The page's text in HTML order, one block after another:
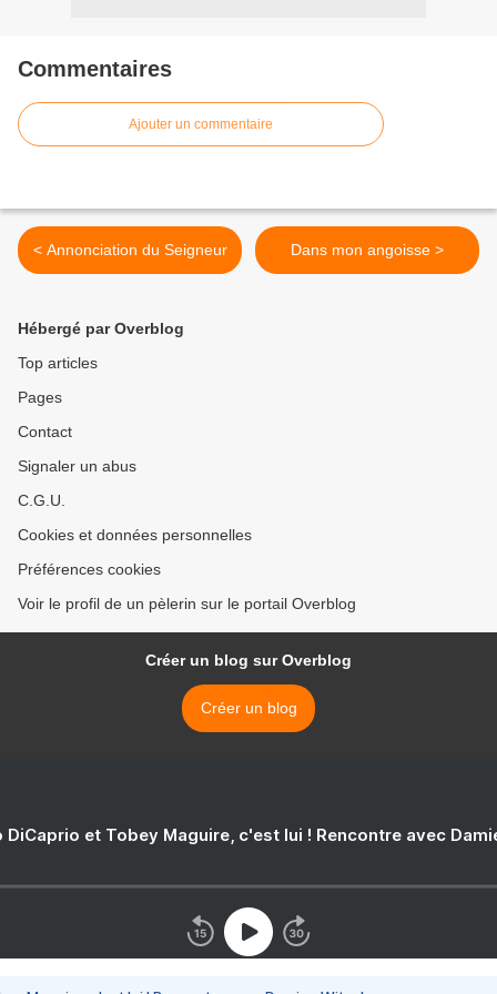
Commentaires
Ajouter un commentaire
< Annonciation du Seigneur Dans mon angoisse >
Hébergé par Overblog
Top articles
Pages
Contact
Signaler un abus
C.G.U.
Cookies et données personnelles
Préférences cookies
Voir le profil de un pèlerin sur le portail Overblog
Créer un blog sur Overblog
Créer un blog
DiCaprio et Tobey Maguire, c'est lui ! Rencontre avec